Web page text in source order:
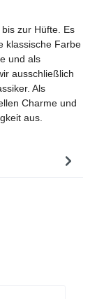
zur Hüfte. Es
klassische Farbe
und als
ausschließlich
Als
Charme und
aus.